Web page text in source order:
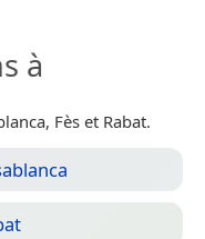
à
Fès et Rabat.